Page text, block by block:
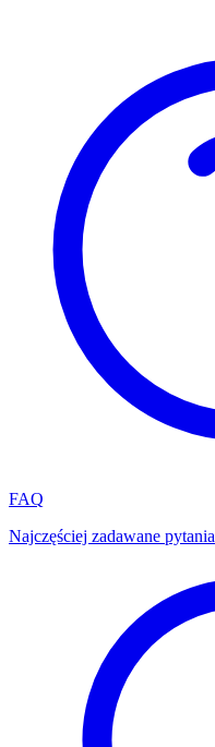
FAQ
Najczęściej zadawane pytania